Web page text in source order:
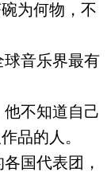
为何物，不
音乐界最有
不知道自己
品的人。
国代表团，